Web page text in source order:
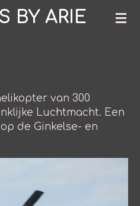
BY ARIE
van 300
Luchtmacht. Een
de Ginkelse- en